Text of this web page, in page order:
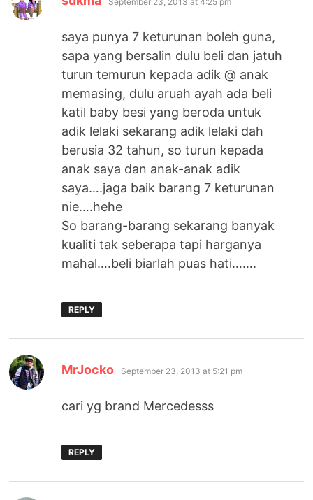
saya punya 7 keturunan boleh guna,
sapa yang bersalin dulu beli dan jatuh
turun temurun kepada adik @ anak
memasing, dulu aruah ayah ada beli
katil baby besi yang beroda untuk
adik lelaki sekarang adik lelaki dah
berusia 32 tahun, so turun kepada
anak saya dan anak-anak adik
saya….jaga baik barang 7 keturunan
nie….hehe
So barang-barang sekarang banyak
kualiti tak seberapa tapi harganya
mahal….beli biarlah puas hati…….
REPLY
MrJocko says:
September 23, 2013 at 5:21 pm
cari yg brand Mercedesss
REPLY